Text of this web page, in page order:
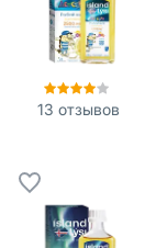
13 отзывов